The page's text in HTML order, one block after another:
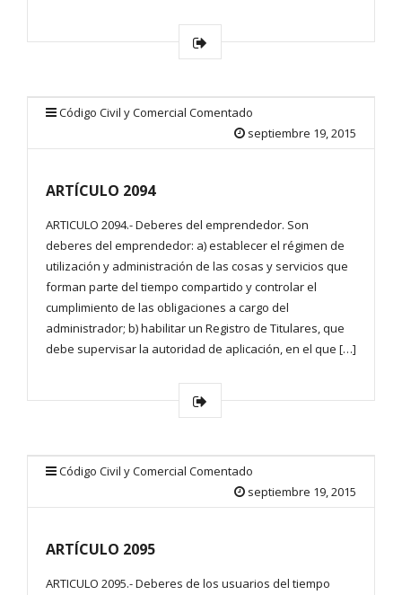
Código Civil y Comercial Comentado
septiembre 19, 2015
ARTÍCULO 2094
ARTICULO 2094.- Deberes del emprendedor. Son
deberes del emprendedor: a) establecer el régimen de
utilización y administración de las cosas y servicios que
forman parte del tiempo compartido y controlar el
cumplimiento de las obligaciones a cargo del
administrador; b) habilitar un Registro de Titulares, que
debe supervisar la autoridad de aplicación, en el que […]
Código Civil y Comercial Comentado
septiembre 19, 2015
ARTÍCULO 2095
ARTICULO 2095.- Deberes de los usuarios del tiempo